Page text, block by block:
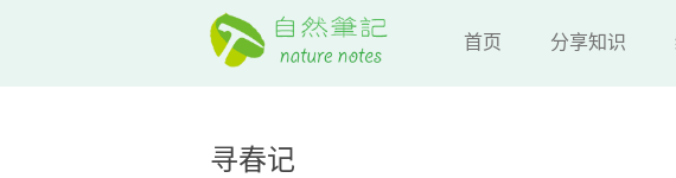
首页 分享知识
寻春记